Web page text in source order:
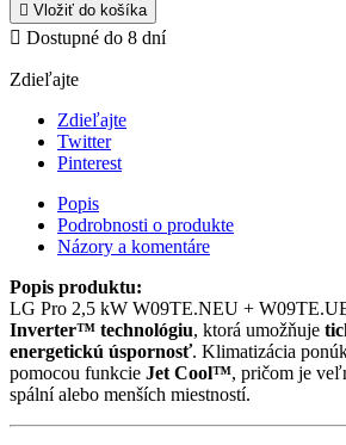
 Vložiť do košíka
 Dostupné do 8 dní
Zdieľajte
Zdieľajte
Twitter
Pinterest
Popis
Podrobnosti o produkte
Názory a komentáre
Popis produktu:
LG Pro 2,5 kW W09TE.NEU +
Inverter™ technológiu, ktorá umožňuje
energetickú úspornosť. Klimatizácia
pomocou funkcie Jet Cool™, pričom je
spální alebo menších miestností.